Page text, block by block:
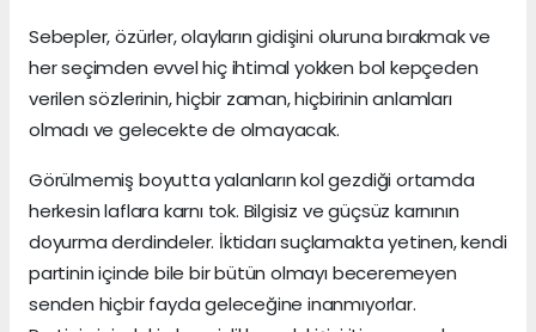
Sebepler, özürler, olayların gidişini oluruna bırakmak ve
her seçimden evvel hiç ihtimal yokken bol kepçeden
verilen sözlerinin, hiçbir zaman, hiçbirinin anlamları
olmadı ve gelecekte de olmayacak.
Görülmemiş boyutta yalanların kol gezdiği ortamda
herkesin laflara karnı tok. Bilgisiz ve güçsüz karnının
doyurma derdindeler. İktidarı suçlamakta yetinen, kendi
partinin içinde bile bir bütün olmayı beceremeyen
senden hiçbir fayda geleceğine inanmıyorlar.